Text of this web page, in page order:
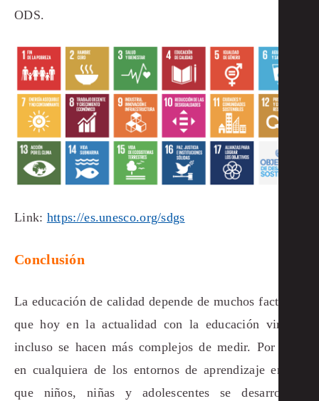
ODS.
Link: https://es.unesco.org/sdgs
Conclusión
La educación de calidad depende de muchos factores,
que hoy en la actualidad con la educación virtual,
incluso se hacen más complejos de medir. Por ello,
en cualquiera de los entornos de aprendizaje en los
que niños, niñas y adolescentes se desarrollen,